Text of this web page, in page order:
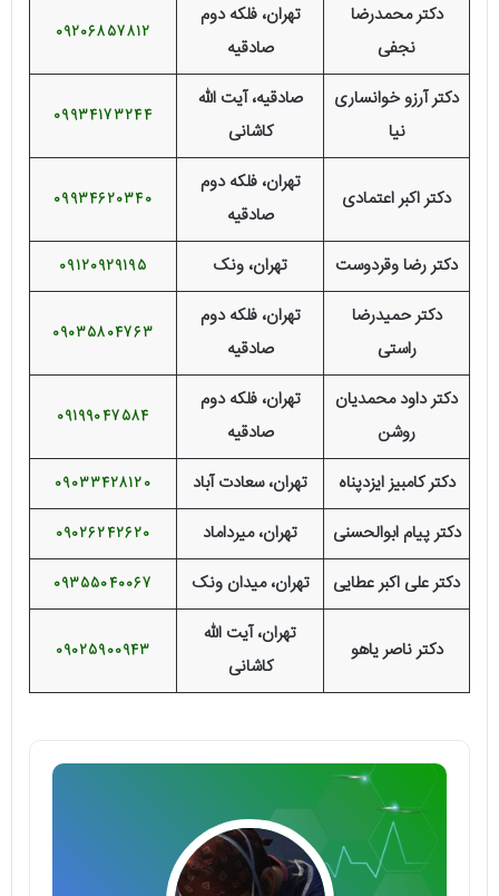
دکتر محمدرضا
نجفی
تهران، فلکه دوم
صادقیه
09206857812
دکتر آرزو خوانساری
نیا
صادقیه، آیت الله
کاشانی
09934173244
دکتر اکبر اعتمادی
تهران، فلکه دوم
صادقیه
09934620340
دکتر رضا وقردوست تهران، ونک 09120929195
دکتر حمیدرضا
راستی
تهران، فلکه دوم
صادقیه
09035804763
دکتر داود محمدیان
روشن
تهران، فلکه دوم
صادقیه
09199047584
دکتر کامبیز ایزدپناه تهران، سعادت آباد 09033428120
دکتر پیام ابوالحسنی تهران، میرداماد 09026242620
دکتر علی اکبر عطایی تهران، میدان ونک 09355040067
دکتر ناصر یاهو
تهران، آیت الله
کاشانی
09025900943